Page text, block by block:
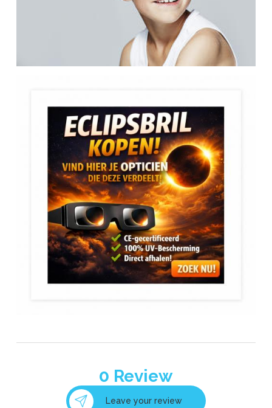
0 Review
Leave your review